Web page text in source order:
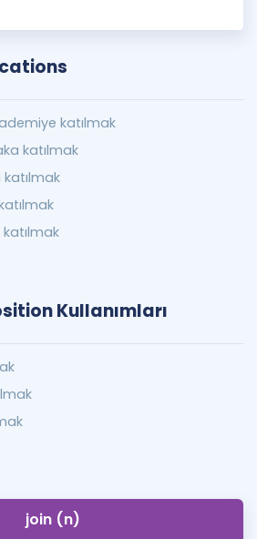
katılmak
katılmak
Kullanımları
join (n)